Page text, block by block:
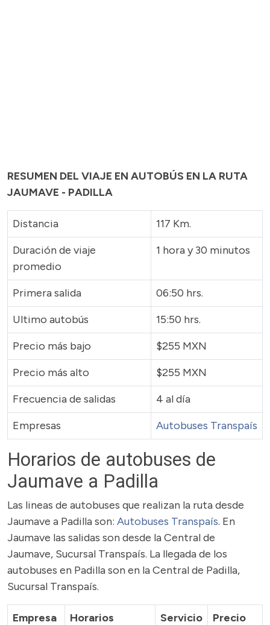
RESUMEN DEL VIAJE EN AUTOBÚS EN LA RUTA
JAUMAVE - PADILLA
Distancia
117 Km.
Duración de viaje
promedio
1 hora y 30 minutos
Primera salida
06:50 hrs.
Ultimo autobús
15:50 hrs.
Precio más bajo
$255 MXN
Precio más alto
$255 MXN
Frecuencia de salidas
4 al día
Empresas
Autobuses Transpaís
Horarios de autobuses de
Jaumave a Padilla
Las lineas de autobuses que realizan la ruta desde
Jaumave a Padilla son: Autobuses Transpaís. En
Jaumave las salidas son desde la Central de
Jaumave, Sucursal Transpaís. La llegada de los
autobuses en Padilla son en la Central de Padilla,
Sucursal Transpaís.
Empresa Horarios Servicio Precio